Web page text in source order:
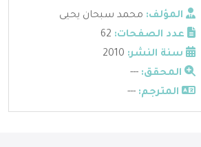
المؤلف: محمد سبحان يحيى
عدد الصفحات:
سنة النشر:
المحقق: ---
المترجم: ---